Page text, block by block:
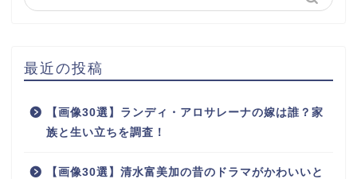
最近の投稿
【画像30選】ランディ・アロサレーナの嫁は誰？家
族と生い立ちを調査！
【画像30選】清水富美加の昔のドラマがかわいいと